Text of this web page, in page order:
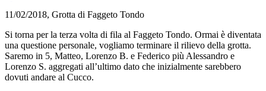
11/02/2018, Grotta di Faggeto Tondo
Si torna per la terza volta di fila al Faggeto Tondo. Ormai è diventata
una questione personale, vogliamo terminare il rilievo della grotta.
Saremo in 5, Matteo, Lorenzo B. e Federico più Alessandro e
Lorenzo S. aggregati all’ultimo dato che inizialmente sarebbero
dovuti andare al Cucco.